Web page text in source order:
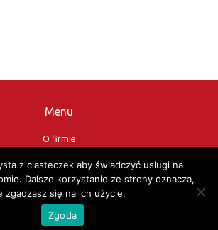
Menu
O firmie
Katalogi
Kontakt
Sklep
z ciasteczek aby świadczyć usługi na
Dalsze korzystanie ze strony oznacza,
zgadzasz się na ich użycie.
Zgoda